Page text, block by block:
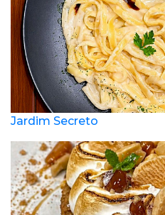
Jardim Secreto